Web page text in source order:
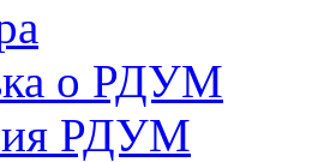
о РДУМ
РДУМ